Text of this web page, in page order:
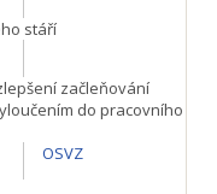
stáří
začleňování
do pracovního
OSVZ